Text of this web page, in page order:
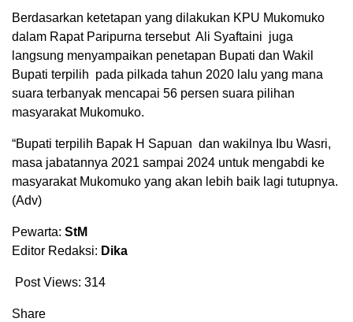
Berdasarkan ketetapan yang dilakukan KPU Mukomuko
dalam Rapat Paripurna tersebut Ali Syaftaini juga
langsung menyampaikan penetapan Bupati dan Wakil
Bupati terpilih pada pilkada tahun 2020 lalu yang mana
suara terbanyak mencapai 56 persen suara pilihan
masyarakat Mukomuko.
“Bupati terpilih Bapak H Sapuan dan wakilnya Ibu Wasri,
masa jabatannya 2021 sampai 2024 untuk mengabdi ke
masyarakat Mukomuko yang akan lebih baik lagi tutupnya.
(Adv)
Pewarta: StM
Editor Redaksi: Dika
Post Views: 314
Share